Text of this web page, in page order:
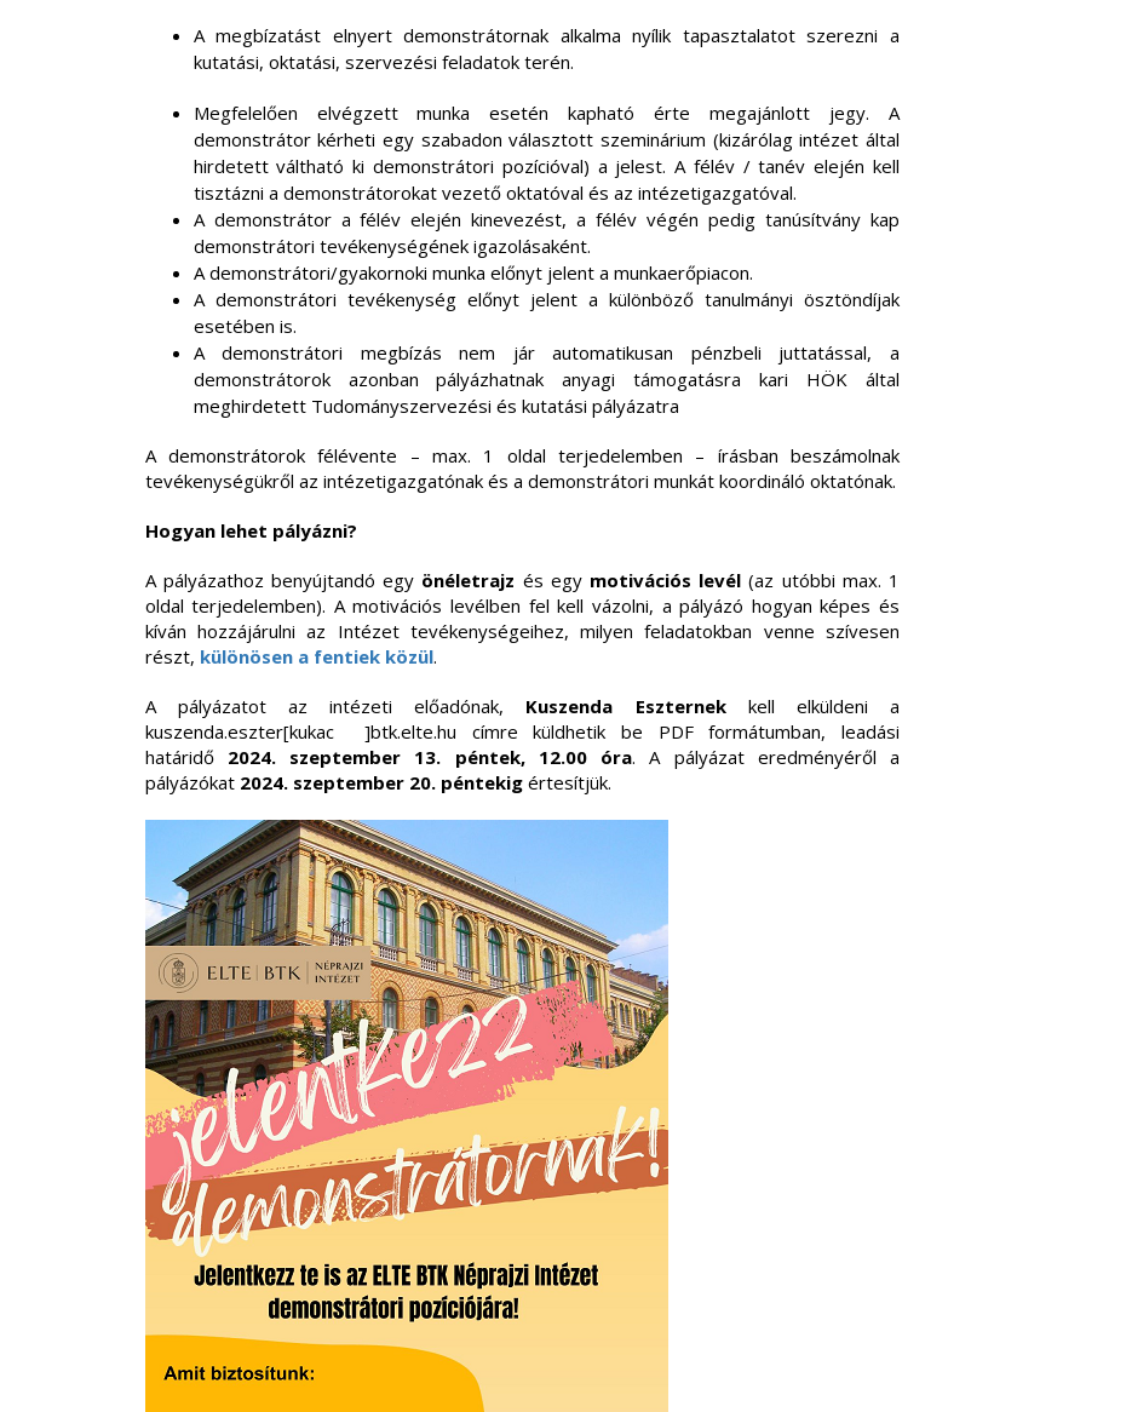
A megbízatást elnyert demonstrátornak alkalma nyílik tapasztalatot szerezni a
kutatási, oktatási, szervezési feladatok terén.
Megfelelően elvégzett munka esetén kapható érte megajánlott jegy. A
demonstrátor kérheti egy szabadon választott szeminárium (kizárólag intézet által
hirdetett váltható ki demonstrátori pozícióval) a jelest. A félév / tanév elején kell
tisztázni a demonstrátorokat vezető oktatóval és az intézetigazgatóval.
A demonstrátor a félév elején kinevezést, a félév végén pedig tanúsítvány kap
demonstrátori tevékenységének igazolásaként.
A demonstrátori/gyakornoki munka előnyt jelent a munkaerőpiacon.
A demonstrátori tevékenység előnyt jelent a különböző tanulmányi ösztöndíjak
esetében is.
A demonstrátori megbízás nem jár automatikusan pénzbeli juttatással, a
demonstrátorok azonban pályázhatnak anyagi támogatásra kari HÖK által
meghirdetett Tudományszervezési és kutatási pályázatra
A demonstrátorok félévente – max. 1 oldal terjedelemben – írásban beszámolnak
tevékenységükről az intézetigazgatónak és a demonstrátori munkát koordináló oktatónak.
Hogyan lehet pályázni?
A pályázathoz benyújtandó egy önéletrajz és egy motivációs levél (az utóbbi max. 1
oldal terjedelemben). A motivációs levélben fel kell vázolni, a pályázó hogyan képes és
kíván hozzájárulni az Intézet tevékenységeihez, milyen feladatokban venne szívesen
részt, különösen a fentiek közül.
A pályázatot az intézeti előadónak, Kuszenda Eszternekkell elküldeni a
kuszenda.eszter[kukac ]btk.elte.hu címre küldhetik be PDF formátumban, leadási
határidő 2024. szeptember 13. péntek, 12.00 óra. A pályázat eredményéről a
pályázókat 2024. szeptember 20. péntekigértesítjük.